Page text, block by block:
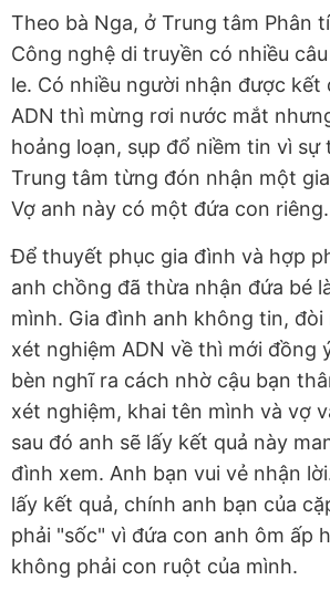
Theo bà Nga, ở Trung tâm Phân
Công nghệ di truyền có nhiều
le. Có nhiều người nhận được kết
ADN thì mừng rơi nước mắt
hoảng loạn, sụp đổ niềm tin vì
Trung tâm từng đón nhận một
Vợ anh này có một đứa con riêng.
Để thuyết phục gia đình và hợp
anh chồng đã thừa nhận đứa bé
mình. Gia đình anh không tin, đòi
xét nghiệm ADN về thì mới đồng
bèn nghĩ ra cách nhờ cậu bạn
xét nghiệm, khai tên mình và vợ
sau đó anh sẽ lấy kết quả này
đình xem. Anh bạn vui vẻ nhận
lấy kết quả, chính anh bạn của
phải "sốc" vì đứa con anh ôm ấp
không phải con ruột của mình.